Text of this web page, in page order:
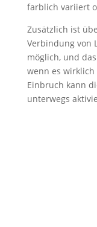
farblich variiert
Zusätzlich ist
Verbindung von
möglich, und
wenn es
Einbruch kann
unterwegs